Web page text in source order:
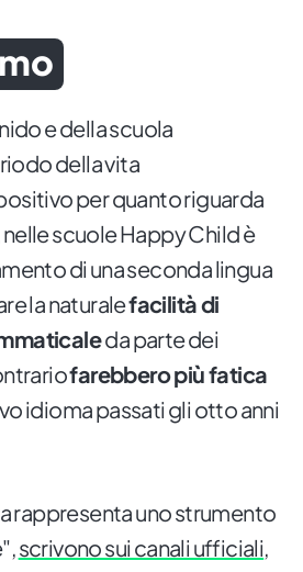
e della scuola
della vita
per quanto riguarda
scuole Happy Child è
di una seconda lingua
la naturalefacilità di
da parte dei
farebbero più fatica
idioma passati gli otto anni
rappresenta uno strumento
scrivono sui canali ufficiali,